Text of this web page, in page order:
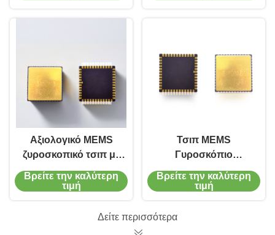
Αξιολογικό MEMS
ζυροσκοπικό τσιπ με
εύρος μέτρησης
400°/s εύρος ζώνης
Βρείτε την καλύτερη
τιμή
Τσιπ MEMS
Γυροσκόπιο
MGZ330HC-O1 με
εύρος ζώνης 300Hz
ψηφιακή έξοδος για
Βρείτε την καλύτερη
τιμή
Δείτε περισσότερα